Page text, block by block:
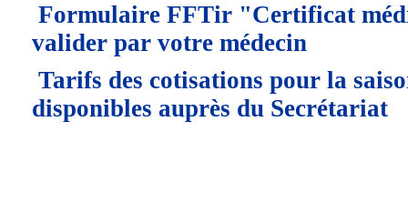
Formulaire FFTir "Certificat
valider par votre médecin
Tarifs des cotisations pour la
disponibles auprès du Secrétariat